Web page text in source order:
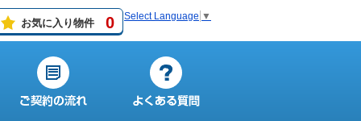
お気に入り物件 0 Select Language ▼